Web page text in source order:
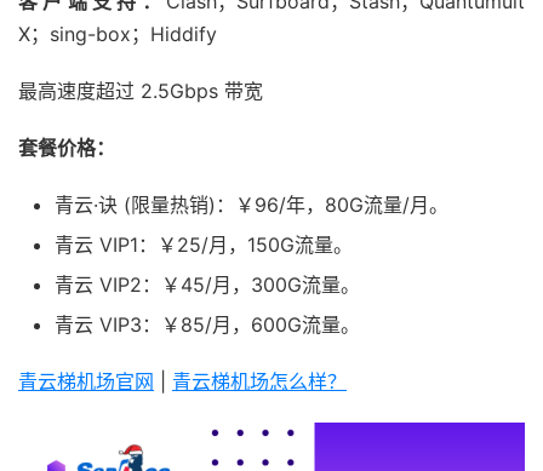
X；sing-box；Hiddify
最高速度超过 2.5Gbps 带宽
套餐价格：
青云·诀 (限量热销)：￥96/年，80G流量/月。
青云 VIP1：￥25/月，150G流量。
青云 VIP2：￥45/月，300G流量。
青云 VIP3：￥85/月，600G流量。
青云梯机场官网 青云梯机场怎么样？